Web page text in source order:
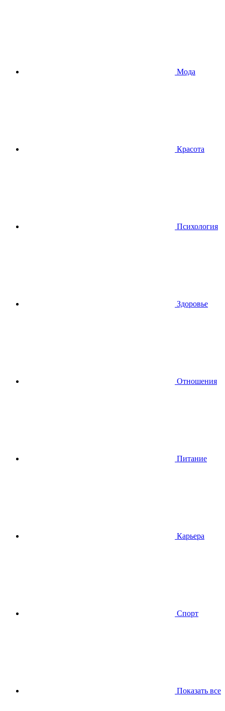
Мода
Красота
Психология
Здоровье
Отношения
Питание
Карьера
Спорт
Показать все